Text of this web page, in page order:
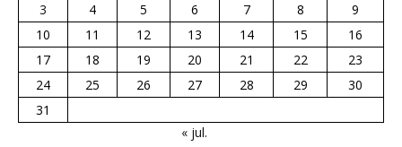
3
4 5 6 7 8
9
10
11 12 13 14 15
16
17
18 19 20 21 22
23
24
25 26 27 28 29
30
31
« jul.